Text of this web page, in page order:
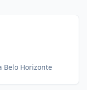
Belo Horizonte